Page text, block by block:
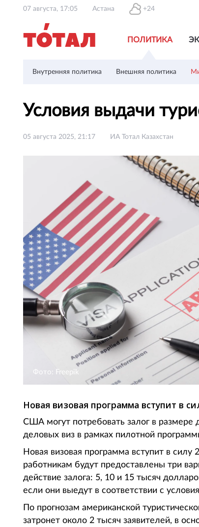
07 августа, 17:05 Астана +24
ПОЛИТИКА
Внутренняя политика Внешняя политика
Условия выдачи
05 августа 2025, 21:17 ИА Тотал Казахстан
Фото: Freepik
Новая визовая программа вступит в
США могут потребовать залог в размере
деловых виз в рамках пилотной
Новая визовая программа вступит в силу
работникам будут предоставлены три
действие залога: 5, 10 и 15 тысяч
если они выедут в соответствии с
По прогнозам американской
затронет около 2 тысяч заявителей, в